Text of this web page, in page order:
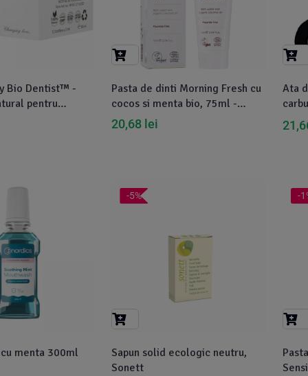
Bio Dentist™ -
pentru
Pasta de dinti Morning Fresh cu
cocos si menta bio, 75ml -
Nordics
20,68 lei
Ata
menta 300ml
-5%
Sapun solid ecologic neutru,
Sonett
-